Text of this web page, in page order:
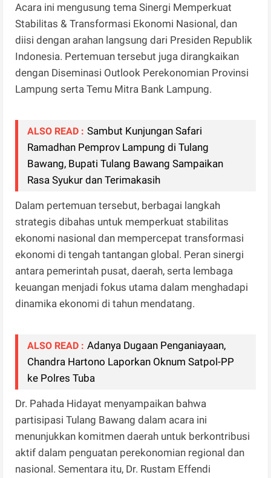
Acara ini mengusung tema Sinergi Memperkuat
Stabilitas & Transformasi Ekonomi Nasional, dan
diisi dengan arahan langsung dari Presiden Republik
Indonesia. Pertemuan tersebut juga dirangkaikan
dengan Diseminasi Outlook Perekonomian Provinsi
Lampung serta Temu Mitra Bank Lampung.
ALSO READ : Sambut Kunjungan Safari
Ramadhan Pemprov Lampung di Tulang
Bawang, Bupati Tulang Bawang Sampaikan
Rasa Syukur dan Terimakasih
Dalam pertemuan tersebut, berbagai langkah
strategis dibahas untuk memperkuat stabilitas
ekonomi nasional dan mempercepat transformasi
ekonomi di tengah tantangan global. Peran sinergi
antara pemerintah pusat, daerah, serta lembaga
keuangan menjadi fokus utama dalam menghadapi
dinamika ekonomi di tahun mendatang.
ALSO READ : Adanya Dugaan Penganiayaan,
Chandra Hartono Laporkan Oknum Satpol-PP
ke Polres Tuba
Dr. Pahada Hidayat menyampaikan bahwa
partisipasi Tulang Bawang dalam acara ini
menunjukkan komitmen daerah untuk berkontribusi
aktif dalam penguatan perekonomian regional dan
nasional. Sementara itu, Dr. Rustam Effendi